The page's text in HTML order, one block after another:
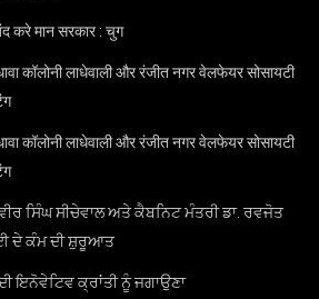
करे मान सरकार : चुग
कॉलोनी लाधेवाली और रंजीत नगर वेलफेयर सोसायटी
कॉलोनी लाधेवाली और रंजीत नगर वेलफेयर सोसायटी
ਸਿੰਘ ਸੀਚੇਵਾਲ ਅਤੇ ਕੈਬਨਿਟ ਮੰਤਰੀ ਡਾ. ਰਵਜੋਤ
ਦੇ ਕੰਮ ਦੀ ਸ਼ੁਰੂਆਤ
ਇਨੋਵੇਟਿਵ ਕ੍ਰਾਂਤੀ ਨੂੰ ਜਗਾਉਣਾ